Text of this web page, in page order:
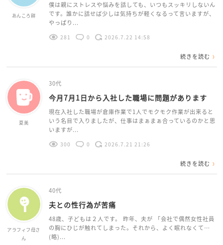
あんころ餅
僕は親にストレスや悩みを話しても、いつもスッキリしないん
です。誰かに話せば少しは気持ちが軽くなるって言いますが、
やっぱり...
281 0 2026.7.22 14:58
続きを読む
夏美
30代
今月7月1日から入社した職場に問題があります
現在入社した職場が倉庫作業で1人でモクモク作業が出来ると
いう名目で入りましたが、仕事はまぁまぁ合っているのかと思
いますが...
300 0 2026.7.21 21:26
続きを読む
アラフィフ母さ
ん
40代
夫との性行為が苦痛
48歳、子どもは２人です。 昨年、夫が 「会社で偶然女性社員
の胸にひじが触れてしまった。それから、よく眠れなくて…
(略)...